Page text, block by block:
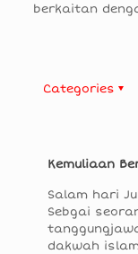
berkaitan
Categories
Kemuliaan
Salam hari
Sebgai
dakwah